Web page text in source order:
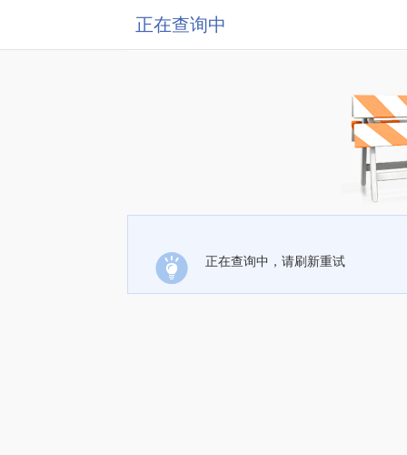
正在查询中
正在查询中，请刷新重试